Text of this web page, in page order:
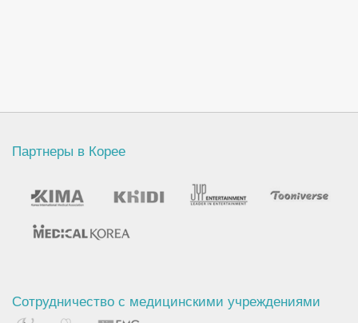
Партнеры в Корее
Сотрудничество с медицинскими учреждениями